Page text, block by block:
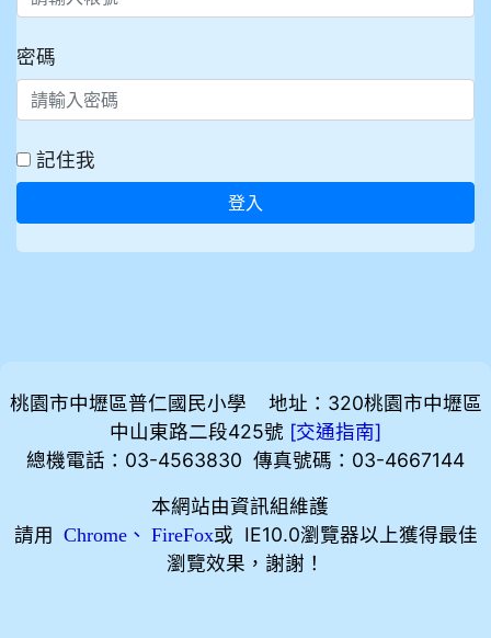
密碼
記住我
登入
桃園市中壢區普仁國民小學 地址：320桃園市中壢區
中山東路二段425號 [交通指南]
總機電話：03-4563830 傳真號碼：03-4667144
本網站由資訊組維護
請用
Chrome、 FireFox或 IE10.0瀏覽器以上獲得最佳
瀏覽效果，謝謝！